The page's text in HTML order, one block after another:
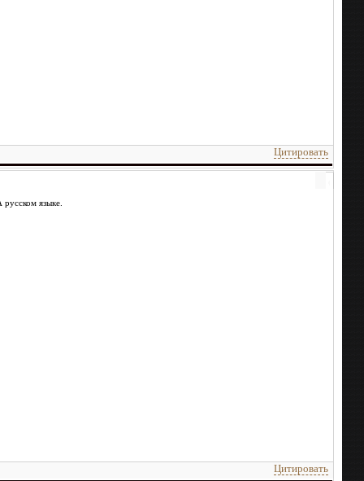
Цитировать
языке.
Цитировать